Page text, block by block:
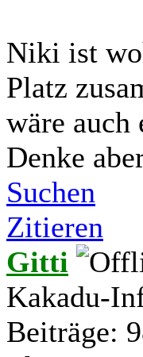
Niki ist
Platz
wäre auch
Denke
Suchen
Zitieren
Gitti
Kakadu-
Beiträge: